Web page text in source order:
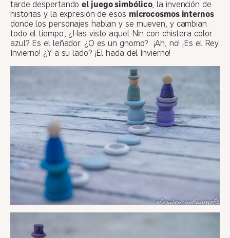
tarde despertandoel juego simbólico, la invención de
historias y la expresión de esos microcosmos internos
donde los personajes hablan y se mueven, y cambian
todo el tiempo; ¿Has visto aquel Nin con chistera color
azul? Es el leñador. ¿O es un gnomo? ¡Ah, no! ¡Es el Rey
Invierno! ¿Y a su lado? ¡El hada del Invierno!